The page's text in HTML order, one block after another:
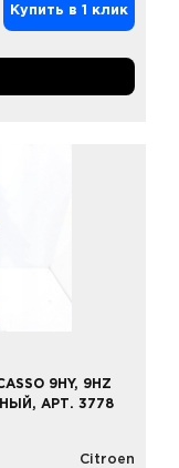
Купить в 1 клик
9HY, 9HZ
АРТ. 3778
Citroen